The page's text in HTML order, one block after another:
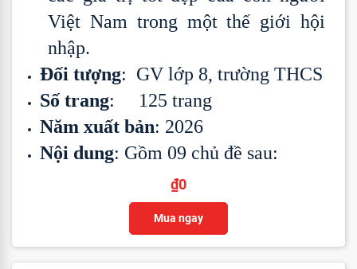
Việt Nam trong một thế giới hội
nhập.
Đối tượng: GV lớp 8, trường THCS
Số trang: 125 trang
Năm xuất bản: 2026
Nội dung: Gồm 09 chủ đề sau:
₫0
Mua ngay